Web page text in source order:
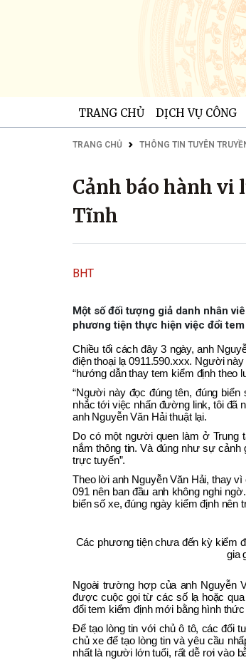
TRANG CHỦ DỊCH VỤ CÔNG
TRANG CHỦ THÔNG TIN TUYÊN
Cảnh báo hành vi
Tĩnh
BHT
Một số đối tượng giả danh nhân
phương tiện thực hiện việc đổi
Chiều tối cách đây 3 ngày, anh
điện thoại lạ 0911.590.xxx. Người
“hướng dẫn thay tem kiểm định theo
“Người này đọc đúng tên, đúng
nhắc tới việc nhấn đường link, tôi đã
anh Nguyễn Văn Hải thuật lại.
Do có một người quen làm ở Trung
nắm thông tin. Và đúng như sự
trực tuyến”.
Theo lời anh Nguyễn Văn Hải, thay vì
091 nên ban đầu anh không nghi
biển số xe, đúng ngày kiểm định nên
Các phương tiện chưa đến kỳ kiểm
gia
Ngoài trường hợp của anh Nguyễn
được cuộc gọi từ các số lạ hoặc
đổi tem kiểm định mới bằng hình thức
Để tạo lòng tin với chủ ô tô, các đối
chủ xe để tạo lòng tin và yêu cầu
nhất là người lớn tuổi, rất dễ rơi vào